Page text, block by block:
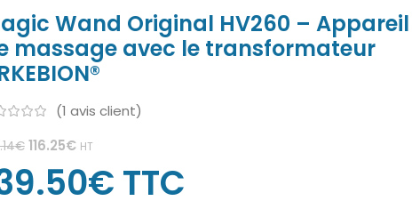
Wand Original HV260 – Appareil
massage avec le transformateur
(1 avis client)
€ 116.25€ HT
€ TTC